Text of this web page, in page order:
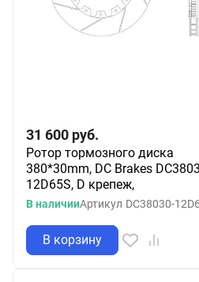
31 600 руб.
Ротор тормозного диска
380*30mm, DC Brakes
12D65S, D крепеж,
В наличииАртикул DC38030-
В корзину